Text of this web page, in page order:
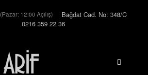
(Pazar: 12:00 Açılış)
Bağdat Cad. No: 348/C
0216 359 22 36